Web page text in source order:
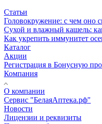
Статьи
Головокружение: с чем оно
Сухой и влажный кашель:
Как укрепить иммунитет
Каталог
Акции
Регистрация в Бонусную
Компания
О компании
Сервис "БелаяАптека.рф"
Новости
Лицензии и реквизиты